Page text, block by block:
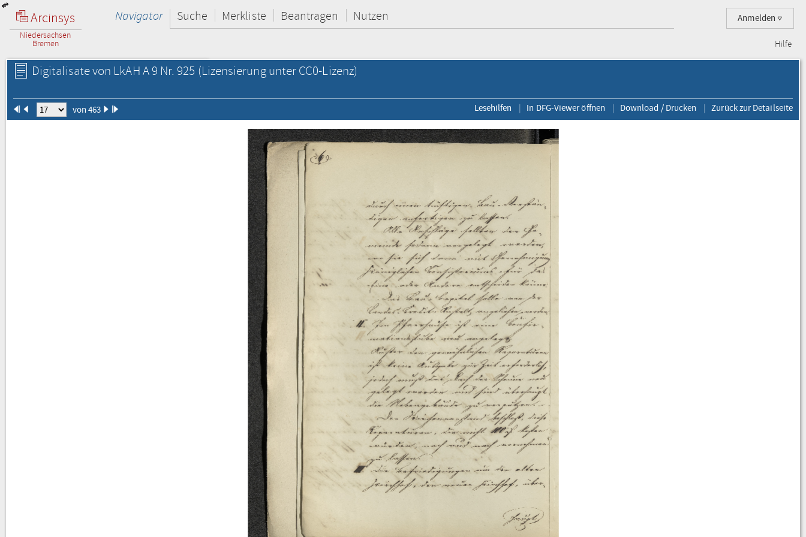
Arcinsys
Niedersachsen
Bremen
Anmelden
Navigator Suche Merkliste Beantragen Nutzen
Hilfe
Digitalisate von LkAH A 9 Nr. 925 (Lizensierung unter CC0-Lizenz)
von 463 Lesehilfen In DFG-Viewer öffnen Download / Drucken Zurück zur Detailseite